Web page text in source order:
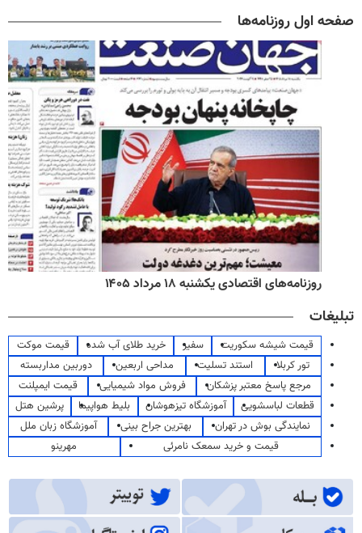
صفحه اول روزنامه‌ها
روزنامه‌های اقتصادی یکشنبه ۱۸ مرداد ۱۴۰۵
تبلیغات
قیمت شیشه سکوریت سفیر خرید طلای آب شده
قیمت موکت
تور کربلا
استند تسلیت مداحی اربعین
دوربین مداربسته
مرجع پاسخ معتبر پزشکان
فروش مواد شیمیایی
قیمت ایمپلنت
قطعات لباسشویی
آموزشگاه تیزهوشان بلیط هواپیما
پرشین هتل
نمایندگی بوش در تهران
بهترین جراح بینی
آموزشگاه زبان ملل
قیمت و خرید سمعک نامرئی
مهرینو